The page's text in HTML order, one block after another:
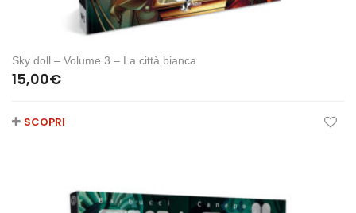
Sky doll – Volume 3 – La città bianca
15,00€
SCOPRI